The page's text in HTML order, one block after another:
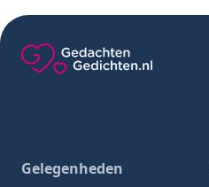
Gelegenheden